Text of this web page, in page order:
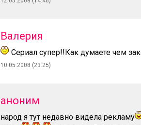
Валерия
Сериал супер!!Как думаете чем
10.05.2008 (23:25)
аноним
народ я тут недавно видела рекламу